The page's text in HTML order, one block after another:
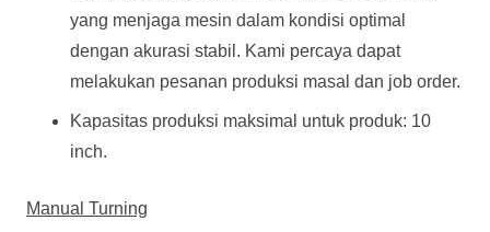
yang menjaga mesin dalam kondisi optimal
dengan akurasi stabil. Kami percaya dapat
melakukan pesanan produksi masal dan job order.
Kapasitas produksi maksimal untuk produk: 10
inch.
Manual Turning